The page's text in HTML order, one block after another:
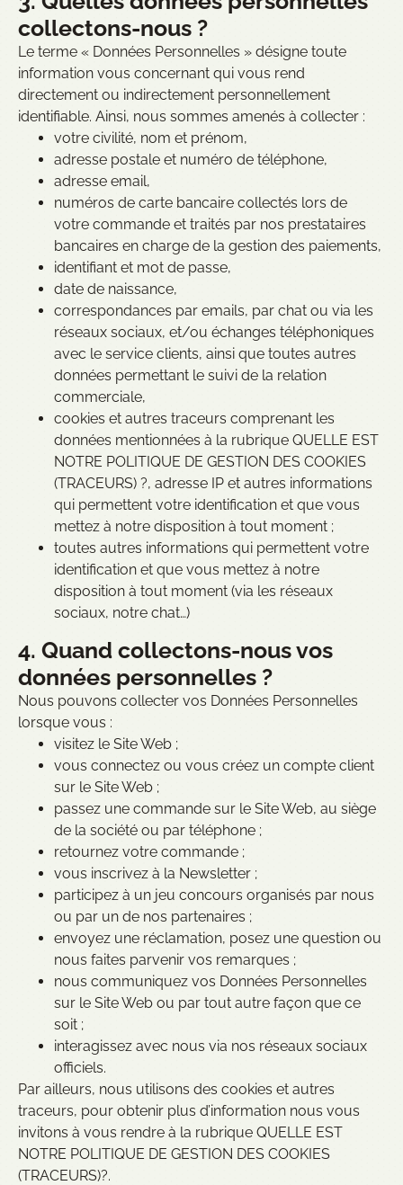
collectons-nous ?
Le terme « Données Personnelles » désigne toute
information vous concernant qui vous rend
directement ou indirectement personnellement
identifiable. Ainsi, nous sommes amenés à collecter :
votre civilité, nom et prénom,
adresse postale et numéro de téléphone,
adresse email,
numéros de carte bancaire collectés lors de
votre commande et traités par nos prestataires
bancaires en charge de la gestion des paiements,
identifiant et mot de passe,
date de naissance,
correspondances par emails, par chat ou via les
réseaux sociaux, et/ou échanges téléphoniques
avec le service clients, ainsi que toutes autres
données permettant le suivi de la relation
commerciale,
cookies et autres traceurs comprenant les
données mentionnées à la rubrique QUELLE EST
NOTRE POLITIQUE DE GESTION DES COOKIES
(TRACEURS) ?, adresse IP et autres informations
qui permettent votre identification et que vous
mettez à notre disposition à tout moment ;
toutes autres informations qui permettent votre
identification et que vous mettez à notre
disposition à tout moment (via les réseaux
sociaux, notre chat…)
4. Quand collectons-nous vos
données personnelles ?
Nous pouvons collecter vos Données Personnelles
lorsque vous :
visitez le Site Web ;
vous connectez ou vous créez un compte client
sur le Site Web ;
passez une commande sur le Site Web, au siège
de la société ou par téléphone ;
retournez votre commande ;
vous inscrivez à la Newsletter ;
participez à un jeu concours organisés par nous
ou par un de nos partenaires ;
envoyez une réclamation, posez une question ou
nous faites parvenir vos remarques ;
nous communiquez vos Données Personnelles
sur le Site Web ou par tout autre façon que ce
soit ;
interagissez avec nous via nos réseaux sociaux
officiels.
Par ailleurs, nous utilisons des cookies et autres
traceurs, pour obtenir plus d’information nous vous
invitons à vous rendre à la rubrique QUELLE EST
NOTRE POLITIQUE DE GESTION DES COOKIES
(TRACEURS)?.